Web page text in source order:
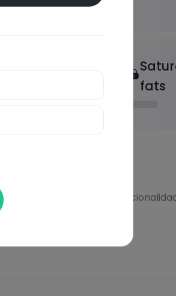
fats
nutricional
muchas más